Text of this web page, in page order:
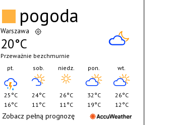
pogoda
Warszawa
20°C
Przeważnie bezchmurnie
pt.
25°C
16°C
sob.
24°C
11°C
niedz.
26°C
11°C
pon.
32°C
19°C
wt.
26°C
12°C
Zobacz pełną prognozę